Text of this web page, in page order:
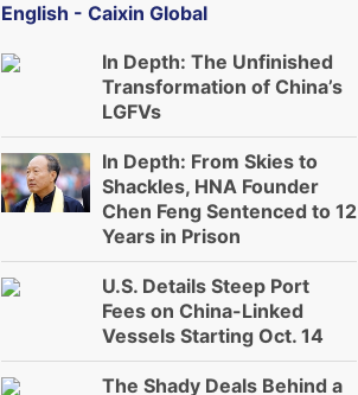
English - Caixin Global
In Depth: The Unfinished
Transformation of China’s
LGFVs
In Depth: From Skies to
Shackles, HNA Founder
Chen Feng Sentenced to 12
Years in Prison
U.S. Details Steep Port
Fees on China-Linked
Vessels Starting Oct. 14
The Shady Deals Behind a